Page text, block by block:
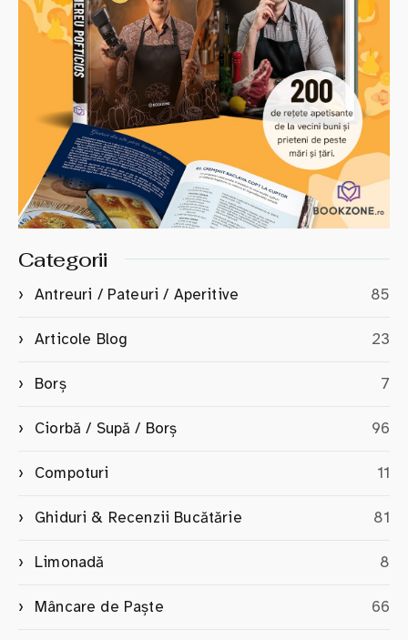
Categorii
Antreuri / Pateuri / Aperitive 85
Articole Blog 23
Borș 7
Ciorbă / Supă / Borș 96
Compoturi 11
Ghiduri & Recenzii Bucătărie 81
Limonadă 8
Mâncare de Paște 66